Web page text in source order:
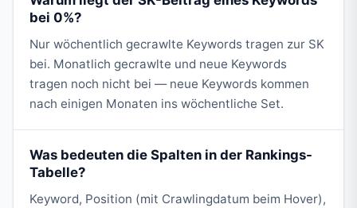
bei 0%?
Nur wöchentlich gecrawlte Keywords tragen zur SK
bei. Monatlich gecrawlte und neue Keywords
tragen noch nicht bei — neue Keywords kommen
nach einigen Monaten ins wöchentliche Set.
Was bedeuten die Spalten in der Rankings-
Tabelle?
Keyword, Position (mit Crawlingdatum beim Hover),